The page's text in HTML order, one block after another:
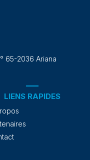
LIENS RAPIDES
65-2036 Ariana